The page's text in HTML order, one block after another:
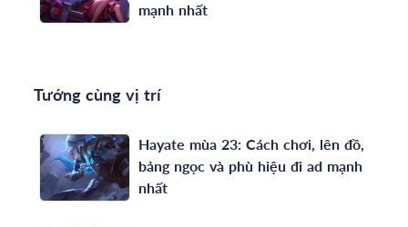
mạnh nhất
Tướng cùng vị trí
Hayate mùa 23: Cách chơi, lên đồ,
bảng ngọc và phù hiệu đi ad mạnh
nhất